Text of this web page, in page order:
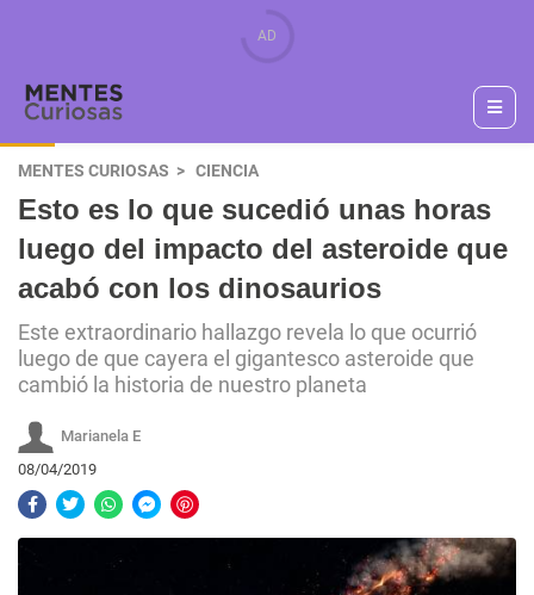
MENTES CURIOSAS CIENCIA
Esto es lo que sucedió unas horas
luego del impacto del asteroide que
acabó con los dinosaurios
Este extraordinario hallazgo revela lo que ocurrió
luego de que cayera el gigantesco asteroide que
cambió la historia de nuestro planeta
Marianela E
08/04/2019